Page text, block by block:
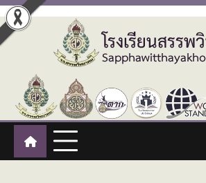
Skip
to
content
โรงเรียนสรรพวิทยา
:: โรงเรียนสรรพวิทยาคม อำเภ